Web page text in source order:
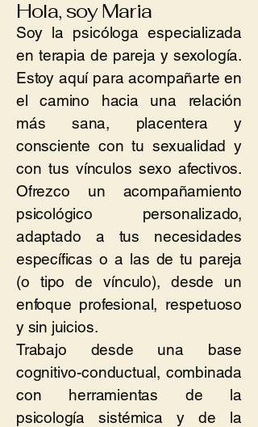
Hola, soy Maria
Soy la psicóloga especializada
en terapia de pareja y sexología.
Estoy aquí para acompañarte en
el camino hacia una relación
más sana, placentera y
consciente con tu sexualidad y
con tus vínculos sexo afectivos.
Ofrezco un acompañamiento
psicológico personalizado,
adaptado a tus necesidades
específicas o a las de tu pareja
(o tipo de vínculo), desde un
enfoque profesional, respetuoso
y sin juicios.
Trabajo desde una base
cognitivo-conductual, combinada
con herramientas de la
psicología sistémica y de la